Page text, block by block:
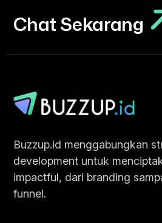
Chat Sekarang
Chat Sekarang
Buzzup.id menggabungkan
development untuk
impactful, dari branding
funnel.